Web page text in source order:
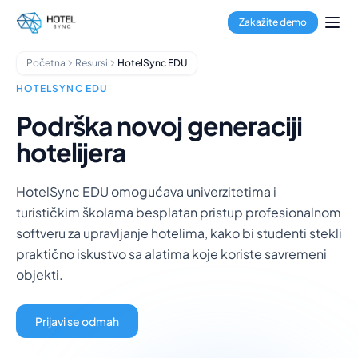
Pređi na glavni sadržaj
Rezervacioni sistem
Channel Manager
Obrada plaćanja
Multi-Property Hub
Aplikacija za domaćinstvo
Hoteli
Apart-hoteli
Apartmani
Menadžeri objekata
O nama
Integracije
Blog
Partnerstva
Zakažite demo
Početna Resursi HotelSync EDU
HOTELSYNC EDU
Podrška novoj generaciji
hotelijera
HotelSync EDU omogućava univerzitetima i
turističkim školama besplatan pristup profesionalnom
softveru za upravljanje hotelima, kako bi studenti stekli
praktično iskustvo sa alatima koje koriste savremeni
objekti.
Prijavi se odmah